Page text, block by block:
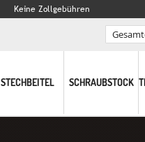
Keine Zollgebühren
STECHBEITEL SCHRAUBSTOCK